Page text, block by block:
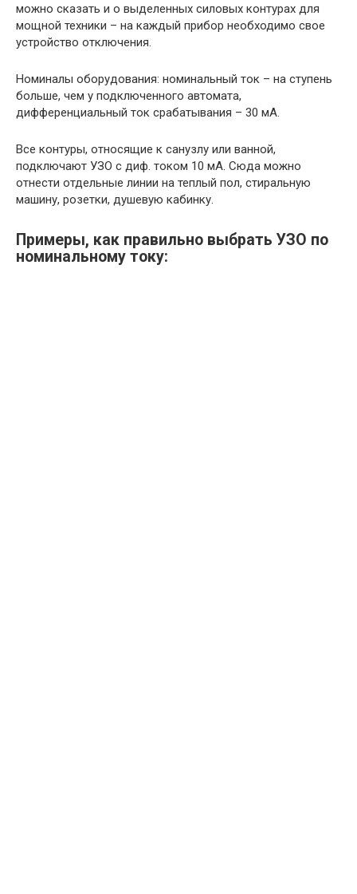
можно сказать и о выделенных силовых контурах для
мощной техники – на каждый прибор необходимо свое
устройство отключения.
Номиналы оборудования: номинальный ток – на ступень
больше, чем у подключенного автомата,
дифференциальный ток срабатывания – 30 мА.
Все контуры, относящие к санузлу или ванной,
подключают УЗО с диф. током 10 мА. Сюда можно
отнести отдельные линии на теплый пол, стиральную
машину, розетки, душевую кабинку.
Примеры, как правильно выбрать УЗО по
номинальному току: